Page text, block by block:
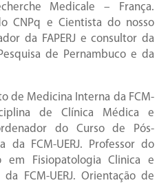
Medicale – França.
CNPq e Cientista do nosso
da FAPERJ e consultor da
de Pernambuco e da
de Medicina Interna da FCM-
de Clínica Médica e
do Curso de Pós-
da FCM-UERJ. Professor do
em Fisiopatologia Clinica e
da FCM-UERJ. Orientação de